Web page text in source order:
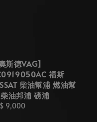
斯德VAG】
福斯
柴油幫浦 燃油幫
油邦浦 磅浦
9,000